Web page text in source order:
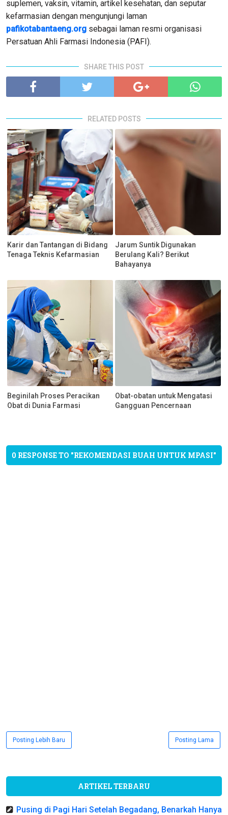
suplemen, vaksin, vitamin, artikel kesehatan, dan seputar
kefarmasian dengan mengunjungi laman
pafikotabantaeng.org sebagai laman resmi organisasi
Persatuan Ahli Farmasi Indonesia (PAFI).
SHARE THIS POST
RELATED POSTS
Karir dan Tantangan di Bidang
Tenaga Teknis Kefarmasian
Jarum Suntik Digunakan
Berulang Kali? Berikut
Bahayanya
Beginilah Proses Peracikan
Obat di Dunia Farmasi
Obat-obatan untuk Mengatasi
Gangguan Pencernaan
0 RESPONSE TO "REKOMENDASI BUAH UNTUK MPASI"
Posting Lebih Baru Posting Lama
ARTIKEL TERBARU
Pusing di Pagi Hari Setelah Begadang, Benarkah Hanya